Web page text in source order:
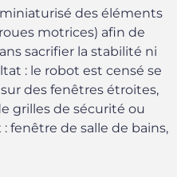
des éléments
motrices) afin de
sacrifier la stabilité ni
: le robot est censé se
des fenêtres étroites,
grilles de sécurité ou
fenêtre de salle de bains,